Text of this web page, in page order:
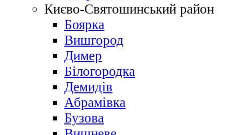
Києво-Святошинський район
Боярка
Вишгород
Димер
Білогородка
Демидів
Абрамівка
Бузова